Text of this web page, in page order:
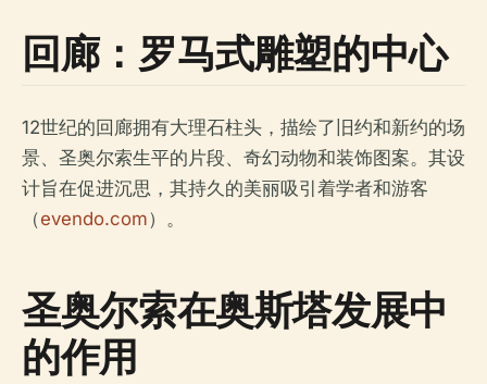
回廊：罗马式雕塑的中心
12世纪的回廊拥有大理石柱头，描绘了旧约和新约的场
景、圣奥尔索生平的片段、奇幻动物和装饰图案。其设
计旨在促进沉思，其持久的美丽吸引着学者和游客
（evendo.com）。
圣奥尔索在奥斯塔发展中
的作用